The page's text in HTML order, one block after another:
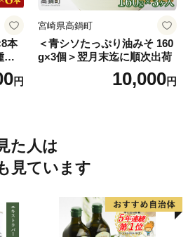
本
油
円
宮崎県高鍋町
＜青シソたっぷり油みそ 160
g×3個＞翌月末迄に順次出荷
10,000円
た人は
見ています